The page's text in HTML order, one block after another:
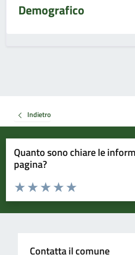
Demografico
Indietro
Quanto sono chiare le
pagina?
Valuta da 1 a 5 stelle la pagina
Valuta 5 stelle su 5
Valuta 4 stelle su 5
Valuta 3 stelle su 5
Valuta 2 stelle su 5
Valuta 1 stelle su 5
Contatta il comune